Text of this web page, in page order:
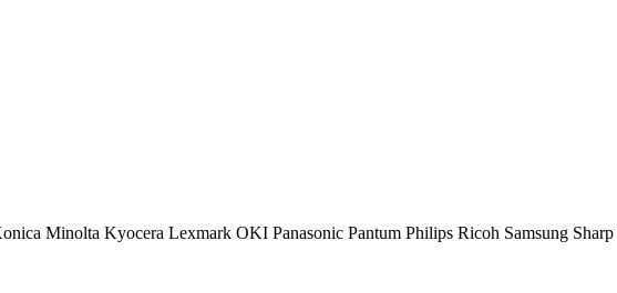
Minolta Kyocera Lexmark OKI Panasonic Pantum Philips Ricoh Samsung Sharp